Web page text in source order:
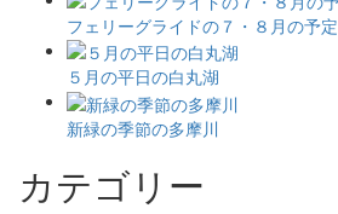
フェリーグライドの７・８月の予定
５月の平日の白丸湖
新緑の季節の多摩川
カテゴリー